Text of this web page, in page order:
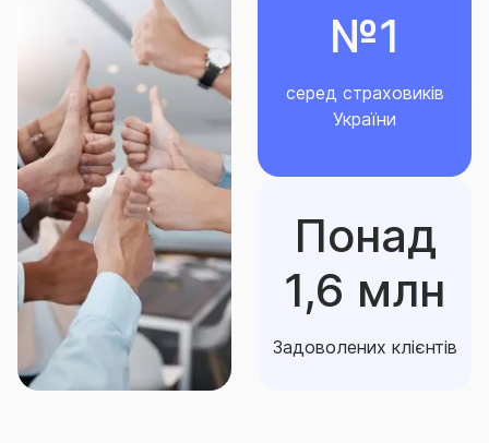
№1
серед страховиків
України
Понад
1,6 млн
Задоволених клієнтів